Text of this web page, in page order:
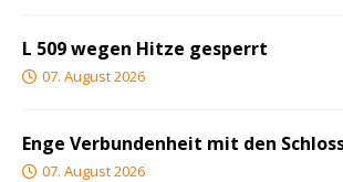
L 509 wegen Hitze gesperrt
07. August 2026
Enge Verbundenheit mit den
07. August 2026